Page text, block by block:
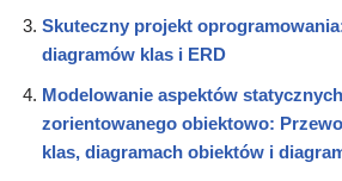
Skuteczny projekt
diagramów klas i ERD
Modelowanie aspektów
zorientowanego obiektowo:
klas, diagramach obiektów i